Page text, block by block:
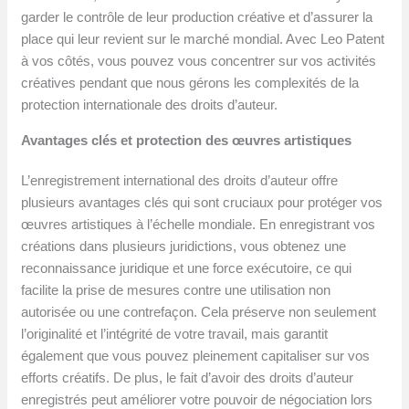
garder le contrôle de leur production créative et d’assurer la
place qui leur revient sur le marché mondial. Avec Leo Patent
à vos côtés, vous pouvez vous concentrer sur vos activités
créatives pendant que nous gérons les complexités de la
protection internationale des droits d’auteur.
Avantages clés et protection des œuvres artistiques
L’enregistrement international des droits d’auteur offre
plusieurs avantages clés qui sont cruciaux pour protéger vos
œuvres artistiques à l’échelle mondiale. En enregistrant vos
créations dans plusieurs juridictions, vous obtenez une
reconnaissance juridique et une force exécutoire, ce qui
facilite la prise de mesures contre une utilisation non
autorisée ou une contrefaçon. Cela préserve non seulement
l’originalité et l’intégrité de votre travail, mais garantit
également que vous pouvez pleinement capitaliser sur vos
efforts créatifs. De plus, le fait d’avoir des droits d’auteur
enregistrés peut améliorer votre pouvoir de négociation lors